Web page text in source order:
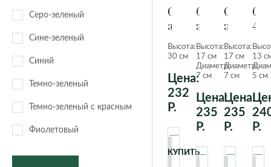
Серо-зеленый
Сине-зеленый
Синий
Темно-зеленый
Темно-зеленый с красным
Фиолетовый
Суккулент
зубчатый
Коричневый
Высота:
30 см
Цена:
232
Р.
КУПИТЬ
Суккулент
эхеверия
Лау
Красный
Высота:
17 см
Диаметр:
7 см
Цена:
235
Р.
эхеверия
Лау
Зеленый
Высота:
17 см
Диаметр:
7 см
Цена:
235
Р.
408
13
5 см
Р.